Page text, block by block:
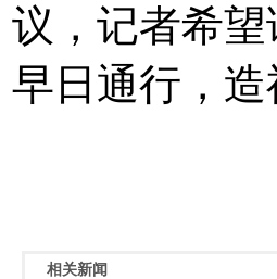
议，记者希
早日通行，
相关新闻